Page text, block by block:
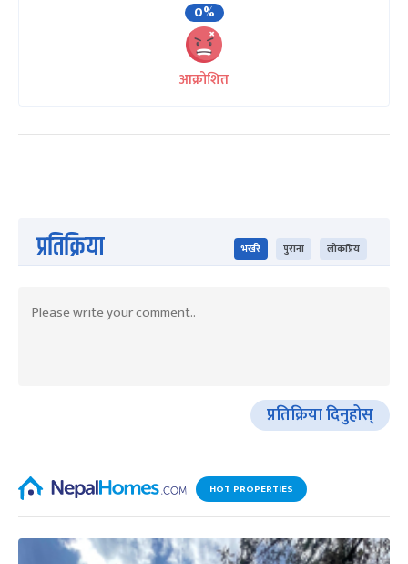
0%
आक्रोशित
प्रतिक्रिया भर्खरै पुराना लोकप्रिय
प्रतिक्रिया दिनुहोस्
HOT PROPERTIES